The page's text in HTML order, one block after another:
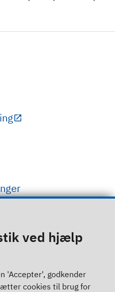
ved hjælp
'Accepter', godkender
cookies til brug for